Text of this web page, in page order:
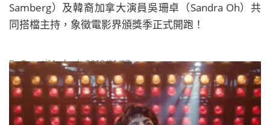
Samberg）及韓裔加拿大演員吳珊卓（Sandra Oh）共
同搭檔主持，象徵電影界頒獎季正式開跑！
ByBeautiMode| 2019/01/07